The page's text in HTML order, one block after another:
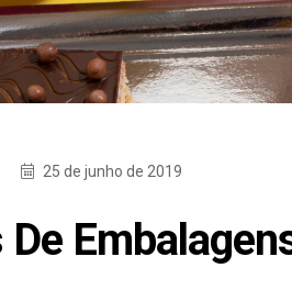
25 de junho de 2019